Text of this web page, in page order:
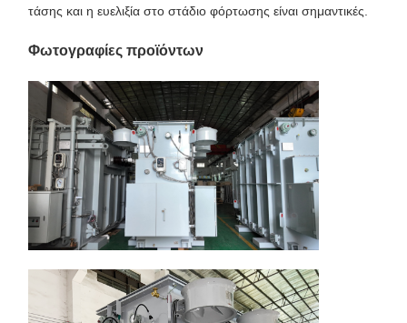
τάσης και η ευελιξία στο στάδιο φόρτωσης είναι σημαντικές.
Φωτογραφίες προϊόντων